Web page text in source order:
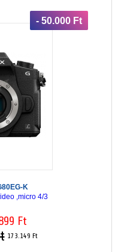
- 50.000 Ft
K
,micro 4/3
Ft
173.149 Ft